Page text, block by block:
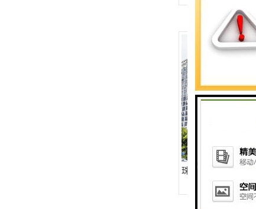
珠江广场-全球租赁